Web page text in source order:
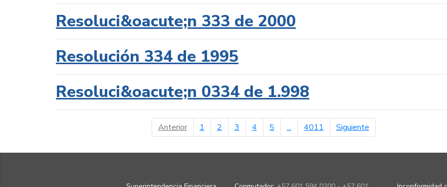
Resoluci&oacute;n 333 de 2000
Resolución 334 de 1995
Resoluci&oacute;n 0334 de 1.998
Anteriorpágina anterior
1 2 3 4 5 ... 4011 Siguientepágina siguiente